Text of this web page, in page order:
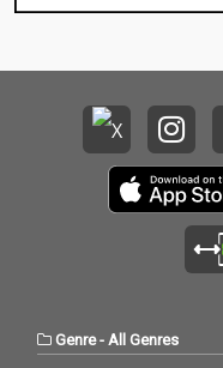
Genre- All Genres